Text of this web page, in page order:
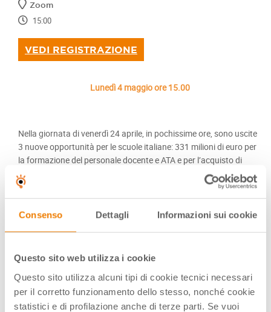
Consenso Dettagli Informazioni sui cookie
Questo sito web utilizza i cookie
Questo sito utilizza alcuni tipi di cookie tecnici necessari
per il corretto funzionamento dello stesso, nonché cookie
statistici e di profilazione anche di terze parti. Se vuoi
Zoom
15:00
VEDI REGISTRAZIONE
Lunedì 4 maggio ore 15.00
Nella giornata di venerdì 24 aprile, in pochissime ore, sono uscite
3 nuove opportunità per le scuole italiane: 331 milioni di euro per
la formazione del personale docente e ATA e per l’acquisto di
dispositivi digitali. Per far chiarezza su queste 3 opportunità
uscite contemporaneamente Lunedì 4 maggio alle 15.00 terremo
un webinar in cui spiegheremo passo-passo perché e come
inviare le candidature.
I NOSTRI WEBINAR SONO GRATUITI E CERTIFICATI
Se lo ritieni utile, puoi inoltrare questo invito alle colleghe
e ai colleghi del tuo istituto.